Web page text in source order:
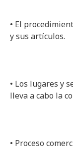
• El
y sus artículos.
• Los lugares y
lleva a cabo la
• Proceso